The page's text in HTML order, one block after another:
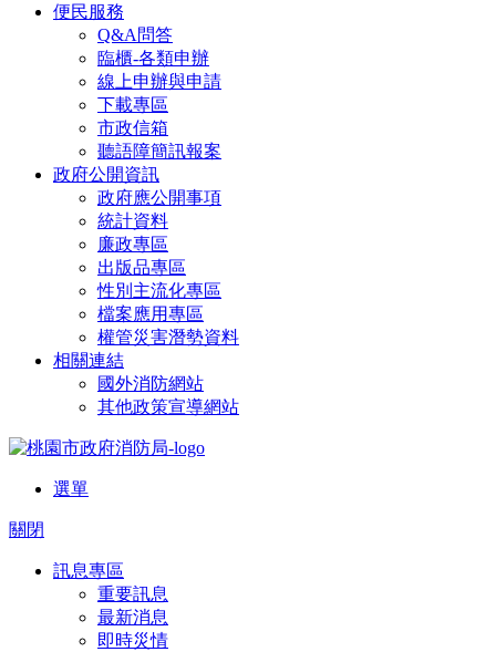
便民服務
Q&A問答
臨櫃-各類申辦
線上申辦與申請
下載專區
市政信箱
聽語障簡訊報案
政府公開資訊
政府應公開事項
統計資料
廉政專區
出版品專區
性別主流化專區
檔案應用專區
權管災害潛勢資料
相關連結
國外消防網站
其他政策宣導網站
選單
關閉
訊息專區
重要訊息
最新消息
即時災情